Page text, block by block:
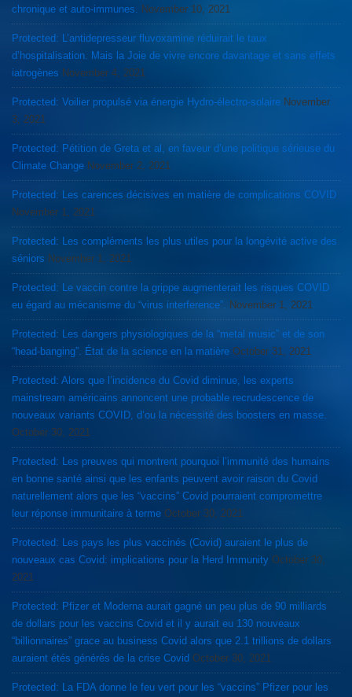
chronique et auto-immunes.
November 10, 2021
Protected: L’antidepresseur fluvoxamine réduirait le taux
d’hospitalisation. Mais la Joie de vivre encore davantage et sans effets
iatrogènes November 4, 2021
Protected: Voilier propulsé via énergie Hydro-électro-solaire November
3, 2021
Protected: Pétition de Greta et al, en faveur d’une politique sérieuse du
Climate Change November 2, 2021
Protected: Les carences décisives en matière de complications COVID
November 1, 2021
Protected: Les compléments les plus utiles pour la longévité active des
séniors November 1, 2021
Protected: Le vaccin contre la grippe augmenterait les risques COVID
eu égard au mécanisme du “virus interference”. November 1, 2021
Protected: Les dangers physiologiques de la “metal music” et de son
“head-banging”. État de la science en la matière October 31, 2021
Protected: Alors que l’incidence du Covid diminue, les experts
mainstream américains annoncent une probable recrudescence de
nouveaux variants COVID, d’ou la nécessité des boosters en masse.
October 30, 2021
Protected: Les preuves qui montrent pourquoi l’immunité des humains
en bonne santé ainsi que les enfants peuvent avoir raison du Covid
naturellement alors que les “vaccins” Covid pourraient compromettre
leur réponse immunitaire à terme October 30, 2021
Protected: Les pays les plus vaccinés (Covid) auraient le plus de
nouveaux cas Covid: implications pour la Herd Immunity October 30,
2021
Protected: Pfizer et Moderna aurait gagné un peu plus de 90 milliards
de dollars pour les vaccins Covid et il y aurait eu 130 nouveaux
“billionnaires” grace au business Covid alors que 2.1 trillions de dollars
auraient étés générés de la crise Covid October 30, 2021
Protected: La FDA donne le feu vert pour les “vaccins” Pfizer pour les